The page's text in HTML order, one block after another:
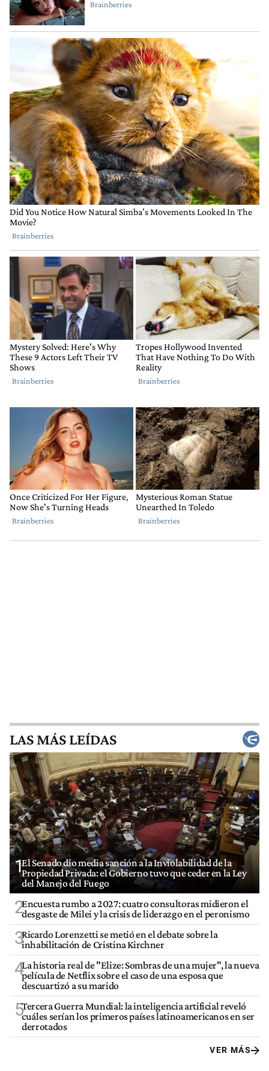
LAS MÁS LEÍDAS
1El Senado dio media sanción a la Inviolabilidad de la
Propiedad Privada: el Gobierno tuvo que ceder en la Ley
del Manejo del Fuego
2Encuesta rumbo a 2027: cuatro consultoras midieron el
desgaste de Milei y la crisis de liderazgo en el peronismo
3Ricardo Lorenzetti se metió en el debate sobre la
inhabilitación de Cristina Kirchner
4La historia real de "Elize: Sombras de una mujer", la nueva
película de Netflix sobre el caso de una esposa que
descuartizó a su marido
5Tercera Guerra Mundial: la inteligencia artificial reveló
cuáles serían los primeros países latinoamericanos en ser
derrotados
VER MÁS